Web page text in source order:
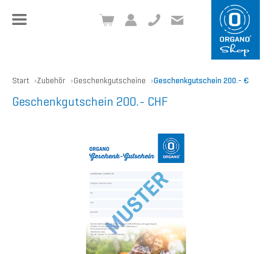
+49 8504 957999-0
ano.ch
Start Zubehör Geschenkgutscheine Geschenkgutschein 200.- €
Geschenkgutschein 200.- CHF